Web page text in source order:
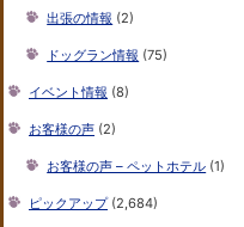
出張の情報 (2)
ドッグラン情報 (75)
イベント情報 (8)
お客様の声 (2)
お客様の声 – ペットホテル (1)
ピックアップ(2,684)